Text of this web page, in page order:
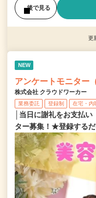
後で見る
更
NEW
アンケートモニター
株式会社 クラウドワーカー
業務委託 登録制 在宅・内
│当日に謝礼をお支払
ター募集！★登録する